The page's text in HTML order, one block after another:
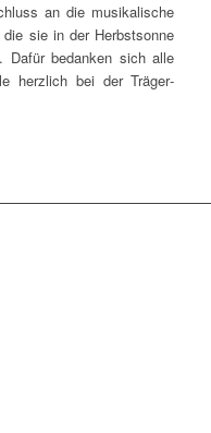
an die musi­ka­li­sche
die sie in der Herbst­son­ne
Dafür bedan­ken sich alle
herz­lich bei der Trä­ger­